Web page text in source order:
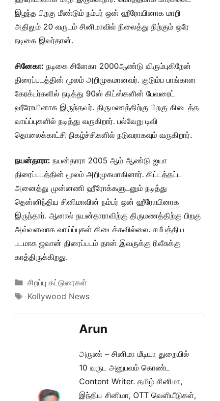
இழந்த பிறகு மீண்டும் நம்பர் ஒன் ஹீரோயினாக மாறி
அதிலும் 20 வருடம் சினிமாவில் நிலைத்து நிற்கும் ஒரே
நடிகை இவர்தான்.
சினேகா: நடிகை சினேகா 2000ஆண்டு விரும்புகிறேன்
திரைப்படத்தின் மூலம் அறிமுகமானவர். குடும்ப பாங்கான
கேரக்டர்களில் நடித்து 90ஸ் கிட்ஸ்களின் பேவரைட்
ஹீரோயினாக இருந்தவர். திருமணத்திற்கு பிறகு கிடைத்த
வாய்ப்புகளில் நடித்து வருகிறார். பல்வேறு டிவி
தொலைக்காட்சி நிகழ்ச்சிகளில் நடுவராகவும் வருகிறார்.
நயன்தாரா: நயன்தாரா 2005 ஆம் ஆண்டு ஐயா
திரைப்படத்தின் மூலம் அறிமுகமாகினார். கிட்டத்தட்ட
அனைத்து முன்னணி ஹீரோக்களுடனும் நடித்து
தென்னிந்திய சினிமாவின் நம்பர் ஒன் ஹீரோயினாக
இருந்தார். ஆனால் நயன்தாராவிற்கு திருமணத்திற்கு பிறகு
அவ்வளவாக வாய்ப்புகள் கிடைக்கவில்லை. சமீபத்திய
படமாக ஜவான் திரைப்படம் தான் இவருக்கு ரிலீசுக்கு
காத்திருக்கிறது.
Categories
சிறப்பு கட்டுரைகள்
Tags
Kollywood News
Arun
அருண் – சினிமா மீடியா துறையில்
10 வருட அனுபவம் கொண்ட
Content Writer. தமிழ் சினிமா,
இந்திய சினிமா, OTT வெளியீடுகள்,